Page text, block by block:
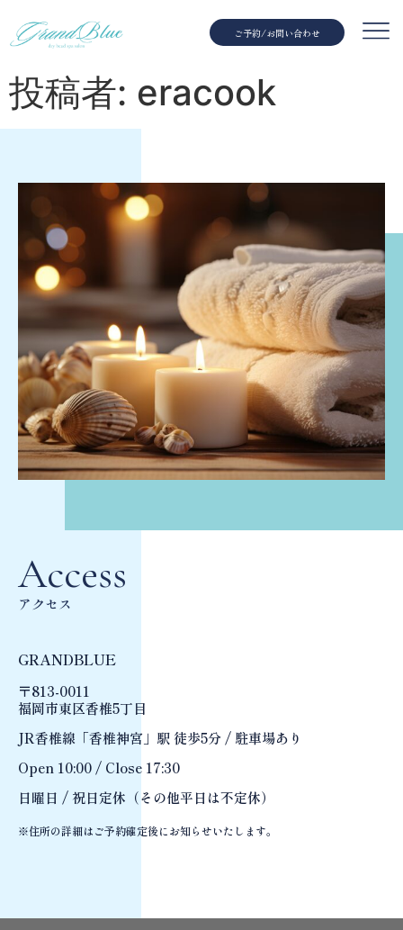
ご予約/お問い合わせ
投稿者: eracook
Access
アクセス
GRANDBLUE
〒813-0011
福岡市東区香椎5丁目
JR香椎線「香椎神宮」駅 徒歩5分 / 駐車場あり
Open 10:00 / Close 17:30
日曜日 / 祝日定休（その他平日は不定休）
※住所の詳細はご予約確定後にお知らせいたします。